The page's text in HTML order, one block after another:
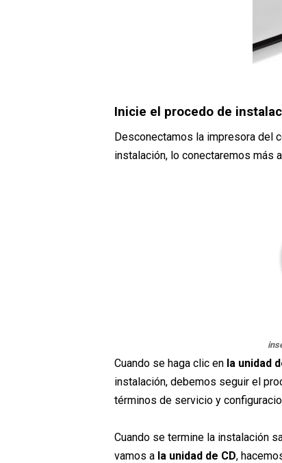
Inicie el procedo de
Desconectamos la impresora del
instalación, lo conectaremos más
Cuando se haga clic en la unidad
instalación, debemos seguir el
términos de servicio y
Cuando se termine la instalación
vamos a la unidad de CD,